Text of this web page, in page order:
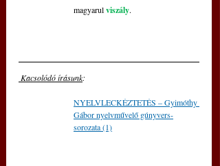
magyarul viszály.
Kacsolódó írásunk:
NYELVLECKÉZTETÉS – Gyimóthy
Gábor nyelvművelő gúnyvers-
sorozata (1)